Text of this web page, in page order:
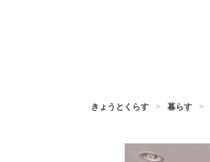
きょうとくらす 暮らす